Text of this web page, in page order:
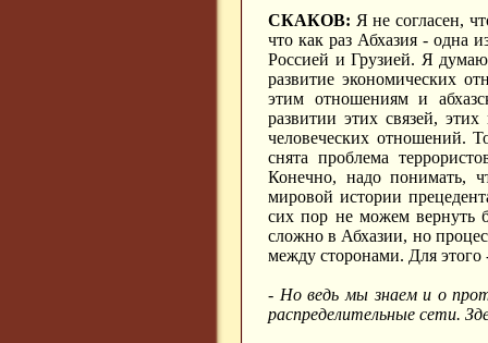
СКАКОВ: Я не согласен,
что как раз Абхазия -
Россией и Грузией. Я
развитие экономических
этим отношениям и
развитии этих связей,
человеческих отношений.
снята проблема
Конечно, надо понимать,
мировой истории
сих пор не можем вернуть
сложно в Абхазии, но
между сторонами. Для этого
- Но ведь мы знаем и о
распределительные сети.